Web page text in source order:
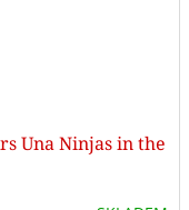
Una Ninjas in the